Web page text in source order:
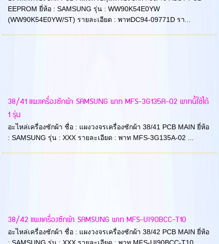
EEPROM ยี่ห้อ : SAMSUNG รุ่น : WW90K54E0YW
(WW90K54E0YW/ST) รายละเอียด : พาทDC94-09771D รา...
38/41 แผงเครื่องซักผ้า SAMSUNG พาท MFS-3G135A-02 พาทนี้ใช้ได้
1 รุ่น
อะไหล่เครื่องซักผ้า ชื่อ : แผงวงจรเครื่องซักผ้า 38/41 PCB MAIN ยี่ห้อ
: SAMSUNG รุ่น : XXX รายละเอียด : พาท MFS-3G135A-02 ...
38/42 แผงเครื่องซักผ้า SAMSUNG พาท MFS-UI90BCC-T10
อะไหล่เครื่องซักผ้า ชื่อ : แผงวงจรเครื่องซักผ้า 38/42 PCB MAIN ยี่ห้อ